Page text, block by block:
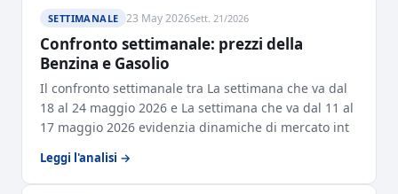
SETTIMANALE 23 May 2026Sett. 21/2026
Confronto settimanale: prezzi della
Benzina e Gasolio
Il confronto settimanale tra La settimana che va dal
18 al 24 maggio 2026 e La settimana che va dal 11 al
17 maggio 2026 evidenzia dinamiche di mercato int
Leggi l'analisi →